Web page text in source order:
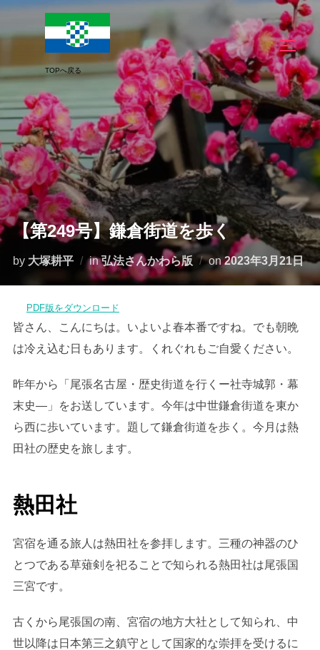
コ
ン
へ
ス
キ
ッ
プ
サイド
【第249号】鎌倉街道を歩く
by 大塚耕平 in弘法さんかわら版 on投
2023年3月21日
PDF版をダウンロード
皆さん、こんにちは。いよいよ春本番ですね。でも朝晩
は冷え込む日もあります。くれぐれもご自愛ください。
昨年から「尾張名古屋・歴史街道を行くー社寺城郭・幕
末史―」をお送しています。今年は中世鎌倉街道を東か
ら西に歩いています。題して鎌倉街道を歩く。今月は熱
田社の歴史を旅します。
熱田社
宮宿を通る旅人は熱田社を参拝します。三種の神器のひ
とつである草薙剣を祀ることで知られる熱田社は尾張国
三宮です。
古くから尾張国の南、宮宿の地方大社として知られ、中
世以降は日本第三之鎮守として国家的な崇拝を受けるに